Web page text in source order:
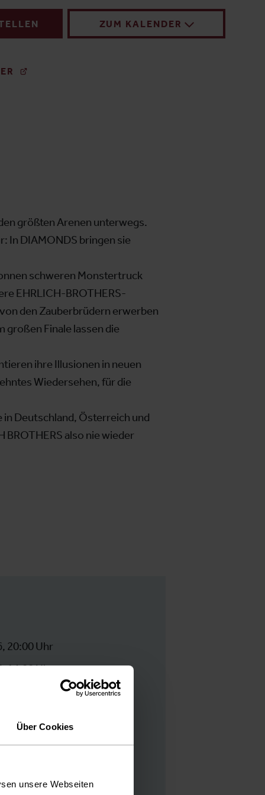
Über Cookies
unsere Webseiten
ZUM KALENDER
größten Arenen unterwegs.
In DIAMONDS bringen sie
schweren Monstertruck
EHRLICH-BROTHERS-
den Zauberbrüdern erwerben
großen Finale lassen die
ihre Illusionen in neuen
Wiedersehen, für die
in Deutschland, Österreich und
BROTHERS also nie wieder
20:00 Uhr
14:00 Uhr